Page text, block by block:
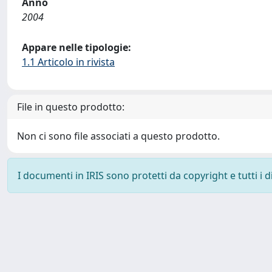
2004
Appare nelle tipologie:
1.1 Articolo in rivista
File in questo prodotto:
Non ci sono file associati a questo prodotto.
I documenti in IRIS sono protetti da copyright e tutti i